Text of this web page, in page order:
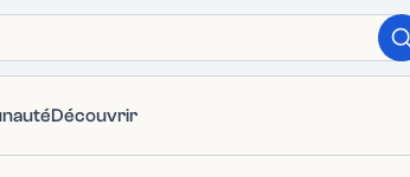
Découvrir